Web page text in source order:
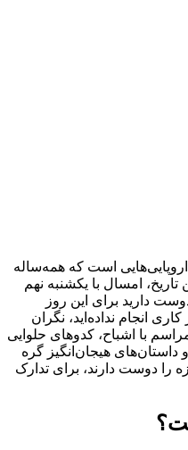
است که همه‌ساله
تاریخ، امسال با یکشنبه نهم
دارید برای این روز
انجام نداده‌اید، نگران
با اشباح، کدوهای حلوایی
هیجان‌انگیز گره
را دوست دارند، برای تدارک